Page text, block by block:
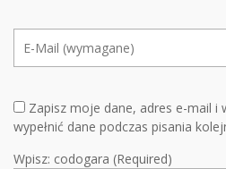
Zapisz moje dane, adres e-mail i
wypełnić dane podczas pisania
Wpisz: codogara (Required)